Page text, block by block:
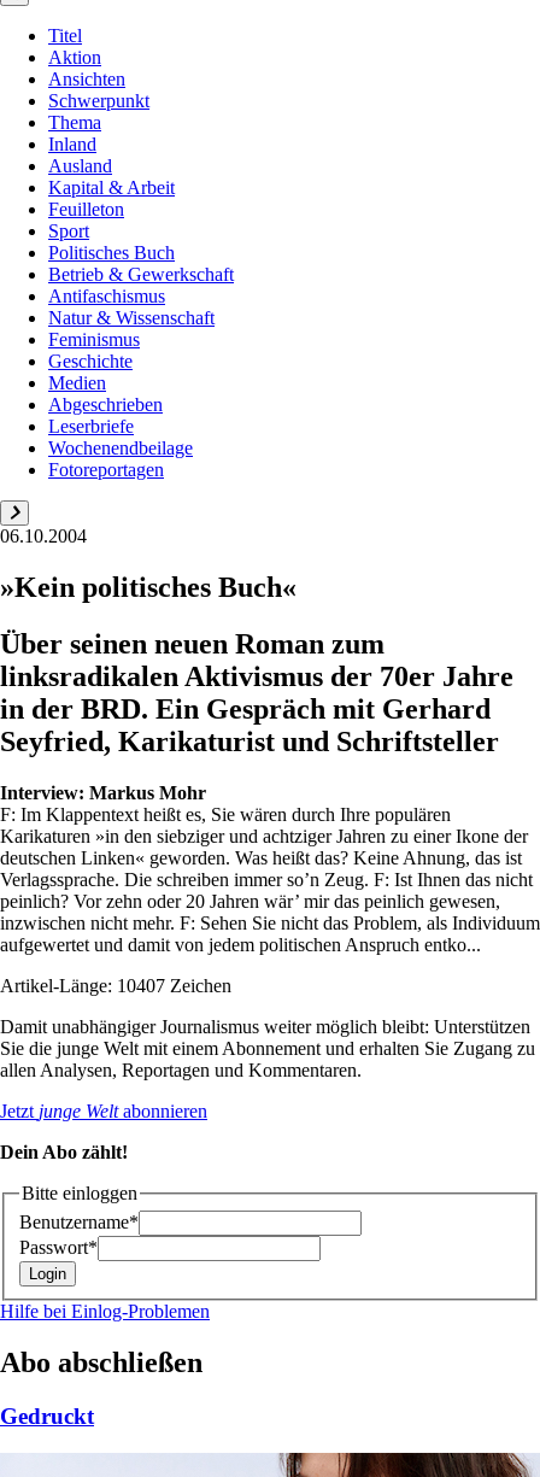
Titel
Aktion
Ansichten
Schwerpunkt
Thema
Inland
Ausland
Kapital & Arbeit
Feuilleton
Sport
Politisches Buch
Betrieb & Gewerkschaft
Antifaschismus
Natur & Wissenschaft
Feminismus
Geschichte
Medien
Abgeschrieben
Leserbriefe
Wochenendbeilage
Fotoreportagen
06.10.2004
»Kein politisches Buch«
Über seinen neuen Roman zum
linksradikalen Aktivismus der 70er Jahre
in der BRD. Ein Gespräch mit Gerhard
Seyfried, Karikaturist und Schriftsteller
Interview: Markus Mohr
F: Im Klappentext heißt es, Sie wären durch Ihre populären
Karikaturen »in den siebziger und achtziger Jahren zu einer Ikone der
deutschen Linken« geworden. Was heißt das? Keine Ahnung, das ist
Verlagssprache. Die schreiben immer so’n Zeug. F: Ist Ihnen das nicht
peinlich? Vor zehn oder 20 Jahren wär’ mir das peinlich gewesen,
inzwischen nicht mehr. F: Sehen Sie nicht das Problem, als Individuum
aufgewertet und damit von jedem politischen Anspruch entko...
Artikel-Länge: 10407 Zeichen
Damit unabhängiger Journalismus weiter möglich bleibt: Unterstützen
Sie die junge Welt mit einem Abonnement und erhalten Sie Zugang zu
allen Analysen, Reportagen und Kommentaren.
Jetzt junge Weltabonnieren
Dein Abo zählt!
Bitte einloggen
Benutzername*
Passwort*
Hilfe bei Einlog-Problemen
Abo abschließen
Gedruckt